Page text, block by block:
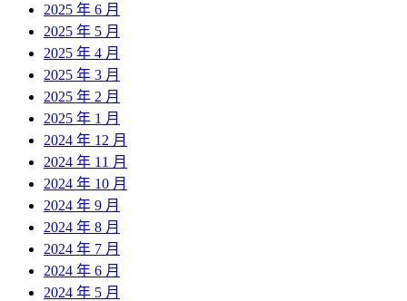
2025 年 6 月
2025 年 5 月
2025 年 4 月
2025 年 3 月
2025 年 2 月
2025 年 1 月
2024 年 12 月
2024 年 11 月
2024 年 10 月
2024 年 9 月
2024 年 8 月
2024 年 7 月
2024 年 6 月
2024 年 5 月